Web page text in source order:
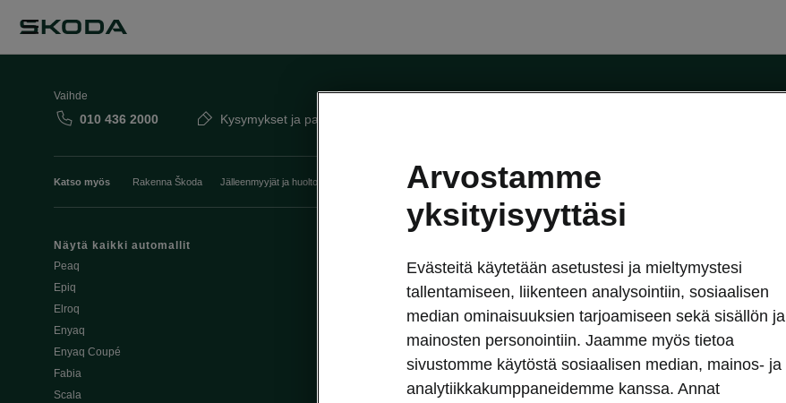
Vaihde
010 436 2000 Kysymykset ja palaute
Katso myös Rakenna Škoda Jälleenmyyjät ja huolto Heti vapaat Škoda-mallit Käyttöohjeet Škoda Shop
Näytä kaikki automallit
Peaq
Epiq
Elroq
Enyaq
Enyaq Coupé
Fabia
Scala
Osta Škoda verkossa
Škoda Yksityisleasing
Škodan Vakuutus
Avustinjärjestelmät
Sähköautot ja hybridit
Sähköautot ja hybridit
Ladattavat hybridit
Vinkkejä sähköautoiluun
Arvostamme
yksityisyyttäsi
Evästeitä käytetään asetustesi ja mieltymystesi
tallentamiseen, liikenteen analysointiin, sosiaalisen
median ominaisuuksien tarjoamiseen sekä sisällön ja
mainosten personointiin. Jaamme myös tietoa
sivustomme käytöstä sosiaalisen median, mainos- ja
analytiikkakumppaneidemme kanssa. Annat